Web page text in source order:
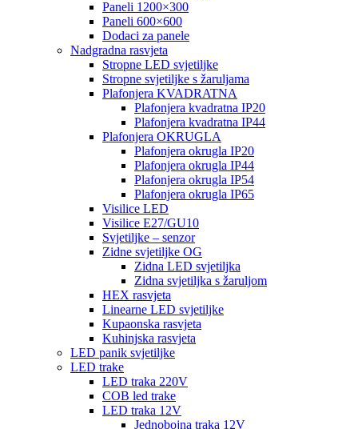
Paneli 1200×300
Paneli 600×600
Dodaci za panele
Nadgradna rasvjeta
Stropne LED svjetiljke
Stropne svjetiljke s žaruljama
Plafonjera KVADRATNA
Plafonjera kvadratna IP20
Plafonjera kvadratna IP44
Plafonjera OKRUGLA
Plafonjera okrugla IP20
Plafonjera okrugla IP44
Plafonjera okrugla IP54
Plafonjera okrugla IP65
Visilice LED
Visilice E27/GU10
Svjetiljke – senzor
Zidne svjetiljke OG
Zidna LED svjetiljka
Zidna svjetiljka s žaruljom
HEX rasvjeta
Linearne LED svjetiljke
Kupaonska rasvjeta
Kuhinjska rasvjeta
LED panik svjetiljke
LED trake
LED traka 220V
COB led trake
LED traka 12V
Jednobojna traka 12V